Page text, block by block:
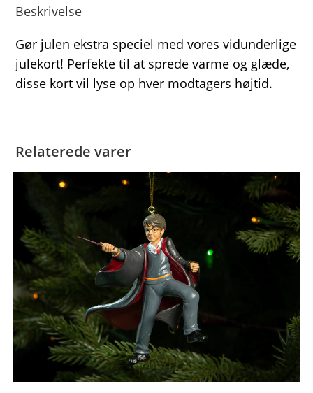
Beskrivelse
Gør julen ekstra speciel med vores vidunderlige
julekort! Perfekte til at sprede varme og glæde,
disse kort vil lyse op hver modtagers højtid.
Relaterede varer